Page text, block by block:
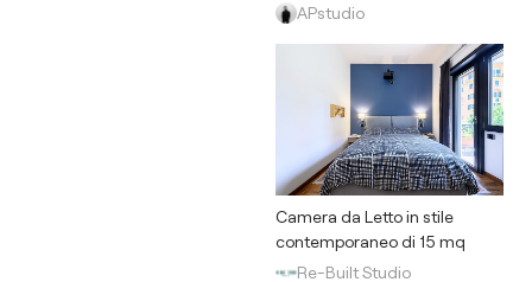
APstudio
Camera da Letto in stile
contemporaneo di 15 mq
Re-Built Studio